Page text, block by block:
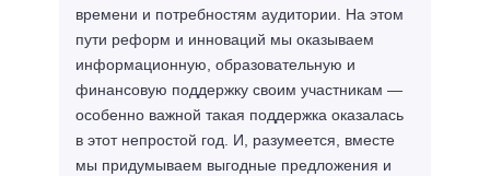
времени и потребностям аудитории. На этом
пути реформ и инноваций мы оказываем
информационную, образовательную и
финансовую поддержку своим участникам —
особенно важной такая поддержка оказалась
в этот непростой год. И, разумеется, вместе
мы придумываем выгодные предложения и